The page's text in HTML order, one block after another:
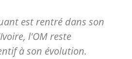
est rentré dans son
l'OM reste
à son évolution.